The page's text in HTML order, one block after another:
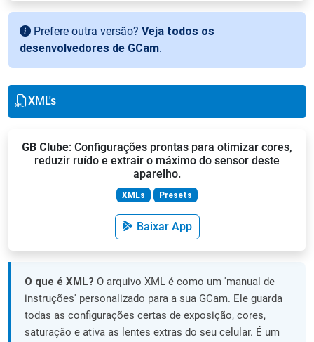
Prefere outra versão? Veja todos os
desenvolvedores de GCam.
XML's
GB Clube: Configurações prontas para otimizar cores,
reduzir ruído e extrair o máximo do sensor deste
aparelho.
XMLs Presets
Baixar App
O que é XML? O arquivo XML é como um 'manual de
instruções' personalizado para a sua GCam. Ele guarda
todas as configurações certas de exposição, cores,
saturação e ativa as lentes extras do seu celular. É um